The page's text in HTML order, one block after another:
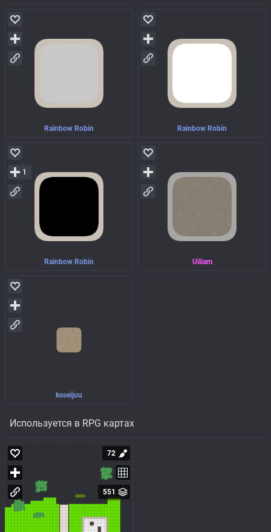
Rainbow Robin Rainbow Robin
Rainbow Robin
1
Uiliam
ksseijuu
Используется в RPG картах
72
551